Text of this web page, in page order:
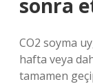
sonra
CO2 soyma
hafta veya
tamamen